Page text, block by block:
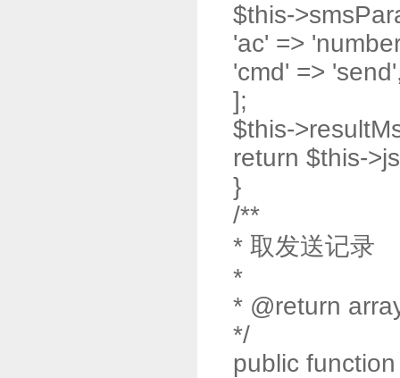
$this-
'ac' =>
'cmd' =>
];
$this-
return $this-
}
/**
* 取发送记录
*
* @return
*/
public